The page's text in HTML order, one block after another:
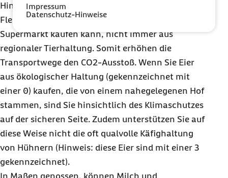
Impressum
Datenschutz-Hinweise
Hinblick auf unser Klima sind Eier günstiger als
Fleisch. Allerdings sind die Eier, die man im
Supermarkt kaufen kann, nicht immer aus
regionaler Tierhaltung. Somit erhöhen die
Transportwege den CO2-Ausstoß. Wenn Sie Eier
aus ökologischer Haltung (gekennzeichnet mit
einer 0) kaufen, die von einem nahegelegenen Hof
stammen, sind Sie hinsichtlich des Klimaschutzes
auf der sicheren Seite. Zudem unterstützen Sie auf
diese Weise nicht die oft qualvolle Käfighaltung
von Hühnern (Hinweis: diese Eier sind mit einer 3
gekennzeichnet).
In Maßen genossen, können Milch und